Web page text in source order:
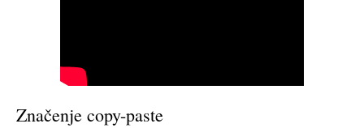
Značenje copy-paste